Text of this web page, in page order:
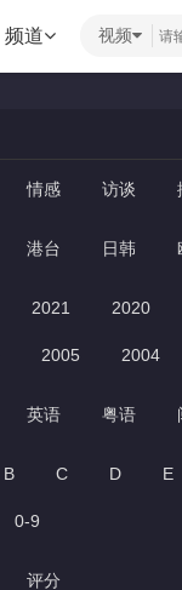
频道 视频
情感 访谈
港台 日韩
2021 2020
2005 2004
英语 粤语
B C D E
0-9
评分